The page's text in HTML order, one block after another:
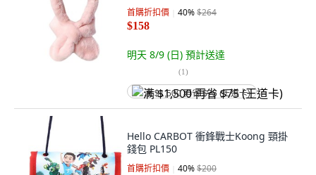
首購折扣價 40%$264
$158
明天 8/9 (日) 預計送達
(1)
满 $1,500 再省 $75 (王道卡)
Hello CARBOT 衝鋒戰士Koong 頸掛
錢包 PL150
首購折扣價 40%$200